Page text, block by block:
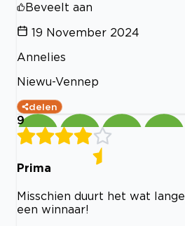
Beveelt aan
19 November 2024
Annelies
Niewu-Vennep
delen
9
Prima
Misschien duurt het wat
een winnaar!